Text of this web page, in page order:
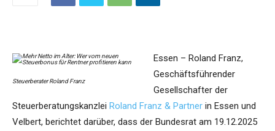
Steuerberater Roland Franz
Essen – Roland Franz,
Geschäftsführender
Gesellschafter der
Steuerberatungskanzlei Roland Franz & Partner in Essen und
Velbert, berichtet darüber, dass der Bundesrat am 19.12.2025